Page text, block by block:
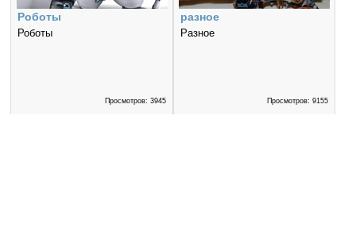
Роботы
Роботы
Просмотров: 3945
разное
Разное
Просмотров: 9155